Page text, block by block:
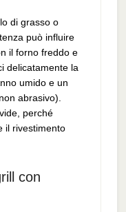
di grasso o
può influire
il forno freddo e
delicatamente la
umido e un
abrasivo).
perché
il rivestimento
con